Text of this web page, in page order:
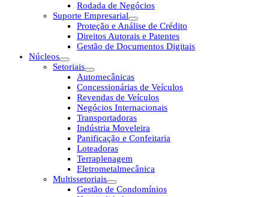
Rodada de Negócios
Suporte Empresarial
Proteção e Análise de Crédito
Direitos Autorais e Patentes
Gestão de Documentos Digitais
Núcleos
Setoriais
Automecânicas
Concessionárias de Veículos
Revendas de Veículos
Negócios Internacionais
Transportadoras
Indústria Moveleira
Panificação e Confeitaria
Loteadoras
Terraplenagem
Eletrometalmecânica
Multissetoriais
Gestão de Condomínios